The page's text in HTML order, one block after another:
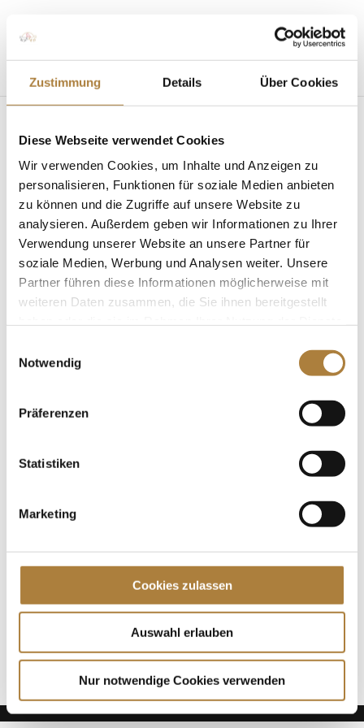
Zustimmung Details Über Cookies
Diese Webseite verwendet Cookies
Wir verwenden Cookies, um Inhalte und Anzeigen zu
personalisieren, Funktionen für soziale Medien anbieten
zu können und die Zugriffe auf unsere Website zu
analysieren. Außerdem geben wir Informationen zu Ihrer
Verwendung unserer Website an unsere Partner für
soziale Medien, Werbung und Analysen weiter. Unsere
Partner führen diese Informationen möglicherweise mit
weiteren Daten zusammen, die Sie ihnen bereitgestellt
Notwendig
Präferenzen
Statistiken
Marketing
Cookies zulassen
Auswahl erlauben
Nur notwendige Cookies verwenden
Seite wählen
Talentpool: Anna Lena Schaaf als Toptalent des
Jahres 2019 nominiert
von Inga Schmidt | 14. Januar 2020 News
Talentpool für Förderpatenschaften
Von Adrenalin und Bauchkribbeln Unsere
Talentpool-Athletin Anna Lena Schaaf ist vom
Landessportbund Nordrhein-Westfalen e.V. für die
Wahl „Toptalent des Jahres 2019“ nominiert. Wir
Spenden
Aktuelle News
Springpokal
Talentpool-Athlet Calvin Böckmann wird U25-
Weltmeister
100. Geburtstag von HGW: Warendorf erinnert an
eine Legende des Pferdesports